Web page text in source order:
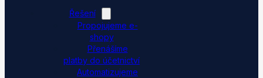
Řešení
Propojujeme e-
shopy
Přenášíme
platby do účetnictví
Automatizujeme